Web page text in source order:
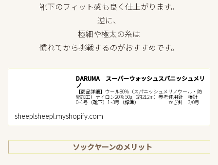
靴下のフィット感も良く仕上がります。
逆に、
極細や極太の糸は
慣れてから挑戦するのがおすすめです。
DARUMA スーパーウォッシュスパニッシュメリ
ノ
【商品詳細】ウール80%（スパニッシュメリノウール・防
縮加工）ナイロン20% 50g（約212m）参考使用針 棒針
0~1号（靴下）1~3号（標準） かぎ針 3/0号
sheeplsheepl.myshopify.com
ソックヤーンのメリット